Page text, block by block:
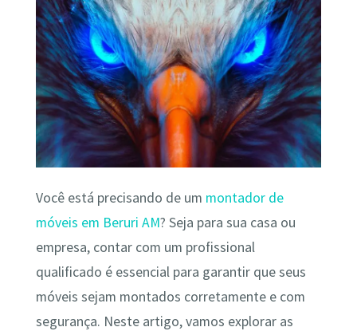
Você está precisando de um montador de
móveis em Beruri AM? Seja para sua casa ou
empresa, contar com um profissional
qualificado é essencial para garantir que seus
móveis sejam montados corretamente e com
segurança. Neste artigo, vamos explorar as